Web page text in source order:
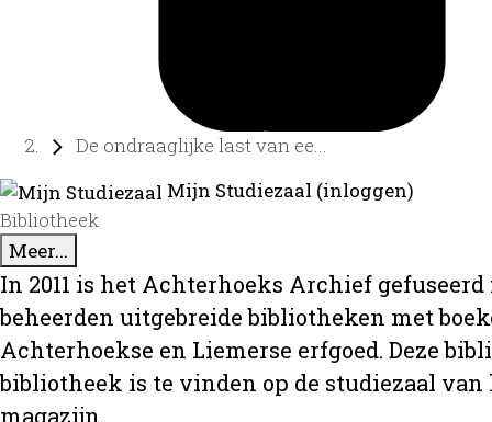
De ondraaglijke last van ee...
Mijn Studiezaal (inloggen)
Bibliotheek
Meer...
In 2011 is het Achterhoeks Archief
beheerden uitgebreide bibliotheken met
Achterhoekse en Liemerse erfgoed. Deze
bibliotheek is te vinden op de studiezaal
magazijn.